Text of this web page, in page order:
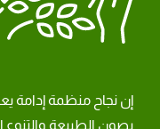
إن نجاح منظمة إدامة
بصون الطبيعة والتنوع